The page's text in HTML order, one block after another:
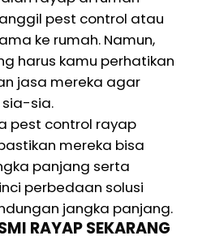
pest control atau
ke rumah. Namun,
harus kamu perhatikan
jasa mereka agar
sia.
pest control rayap
mereka bisa
panjang serta
perbedaan solusi
jangka panjang.
RAYAP SEKARANG